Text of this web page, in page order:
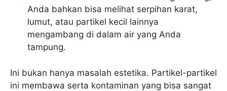
Anda bahkan bisa melihat serpihan karat,
lumut, atau partikel kecil lainnya
mengambang di dalam air yang Anda
tampung.
Ini bukan hanya masalah estetika. Partikel-partikel
ini membawa serta kontaminan yang bisa sangat